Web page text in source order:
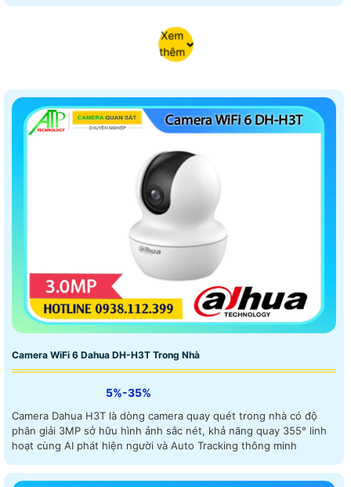
Xem
thêm
Camera WiFi 6 Dahua DH-H3T Trong Nhà
5%-35%
Camera Dahua H3T là dòng camera quay quét trong nhà có độ
phân giải 3MP sở hữu hình ảnh sắc nét, khả năng quay 355° linh
hoạt cùng AI phát hiện người và Auto Tracking thông minh